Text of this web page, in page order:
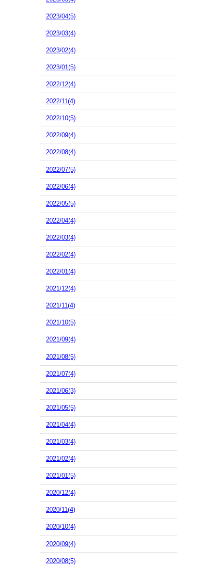
2023/04(5)
2023/03(4)
2023/02(4)
2023/01(5)
2022/12(4)
2022/11(4)
2022/10(5)
2022/09(4)
2022/08(4)
2022/07(5)
2022/06(4)
2022/05(5)
2022/04(4)
2022/03(4)
2022/02(4)
2022/01(4)
2021/12(4)
2021/11(4)
2021/10(5)
2021/09(4)
2021/08(5)
2021/07(4)
2021/06(3)
2021/05(5)
2021/04(4)
2021/03(4)
2021/02(4)
2021/01(5)
2020/12(4)
2020/11(4)
2020/10(4)
2020/09(4)
2020/08(5)